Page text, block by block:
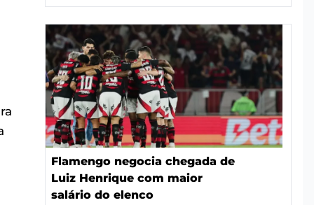
Flamengo negocia chegada de
Luiz Henrique com maior
salário do elenco